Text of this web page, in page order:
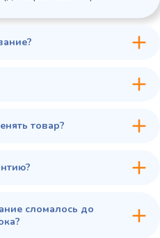
товар?
сломалось до